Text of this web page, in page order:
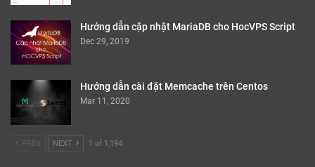
Hướng dẫn cập nhật MariaDB cho HocVPS Script
Dec 29, 2019
Hướng dẫn cài đặt Memcache trên Centos
Mar 11, 2020
PREV NEXT 1 of 1,194